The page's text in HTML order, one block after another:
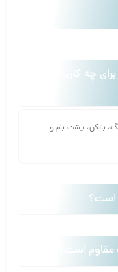
نخدار 1/2 اینچ برای چه کاربردهایی
بالکن، پشت بام و
است؟
مقاوم است؟